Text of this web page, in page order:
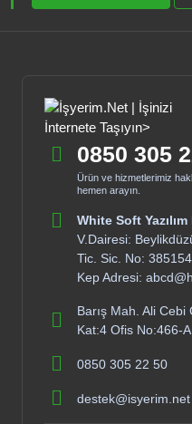
0850 305
Ürün ve hizmetlerimiz
hemen arayın.
White Soft
V.Dairesi:
Tic. Sic. No:
Kep Adresi:
Barış Mah. Ali
Kat:4 Ofis No:466-
0850 305 22 50
destek@isyerim.net